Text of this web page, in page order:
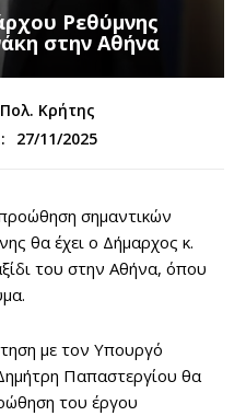
Ρεθύμνης
στην Αθήνα
Κρήτης
27/11/2025
σημαντικών
θα έχει ο Δήμαρχος κ.
του στην Αθήνα, όπου
με τον Υπουργό
Παπαστεργίου θα
του έργου